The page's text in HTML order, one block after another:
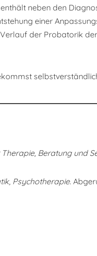
enthält neben den
einer
der Probatorik
Beratung und
Psychotherapie.